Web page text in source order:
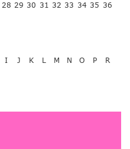
28 29 30 31 32 33 34 35 36
I J K L M N O P
R